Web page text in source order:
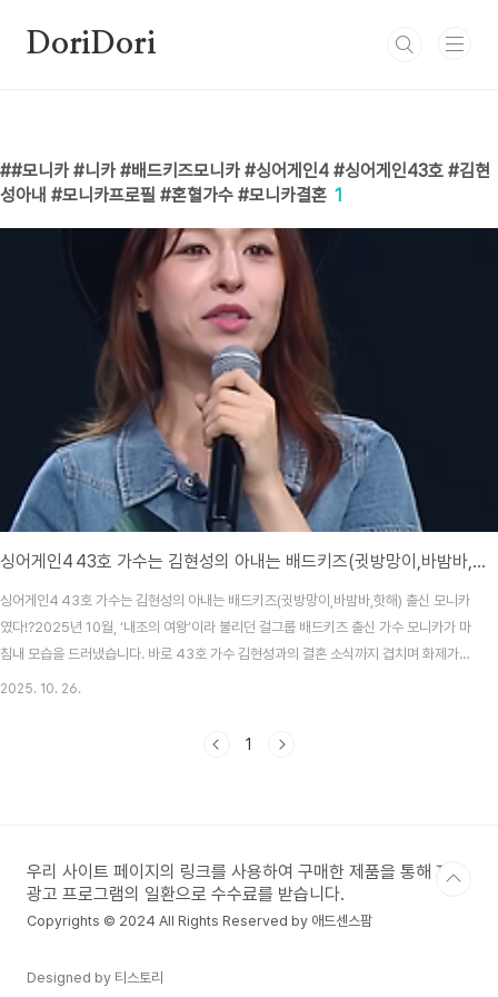
DoriDori
#모니카 #니카 #배드키즈모니카 #싱어게인4 #싱어게인43호 #김현
성아내 #모니카프로필 #혼혈가수 #모니카결혼 1
싱어게인4 43호 가수는 김현성의 아내는 배드키즈(귓방망이,바밤바,핫해) 출신 모니카 프로필 총정리
싱어게인4 43호 가수는 김현성의 아내는 배드키즈(귓방망이,바밤바,핫해) 출신 모니카
였다!?2025년 10월, ‘내조의 여왕’이라 불리던 걸그룹 배드키즈 출신 가수 모니카가 마
침내 모습을 드러냈습니다. 바로 43호 가수 김현성과의 결혼 소식까지 겹치며 화제가
되었는데요. 걸그룹 출신이자 다국어 능력까지 갖춘 그녀의 이야기, 함께 살펴보시죠.▷
2025. 10. 26.
1
우리 사이트 페이지의 링크를 사용하여 구매한 제품을 통해 제휴
광고 프로그램의 일환으로 수수료를 받습니다.
Copyrights © 2024 All Rights Reserved by 애드센스팜
Designed by 티스토리